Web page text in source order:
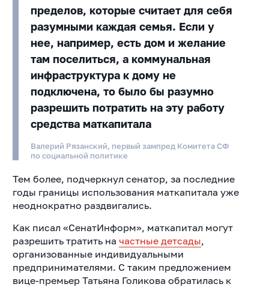
пределов, которые считает для себя
разумными каждая семья. Если у
нее, например, есть дом и желание
там поселиться, а коммунальная
инфраструктура к дому не
подключена, то было бы разумно
разрешить потратить на эту работу
средства маткапитала
Валерий Рязанский, первый зампред Комитета СФ
по социальной политике
Тем более, подчеркнул сенатор, за последние
годы границы использования маткапитала уже
неоднократно раздвигались.
Как писал «СенатИнформ», маткапитал могут
разрешить тратить на частные детсады,
организованные индивидуальными
предпринимателями. С таким предложением
вице-премьер Татьяна Голикова обратилась к